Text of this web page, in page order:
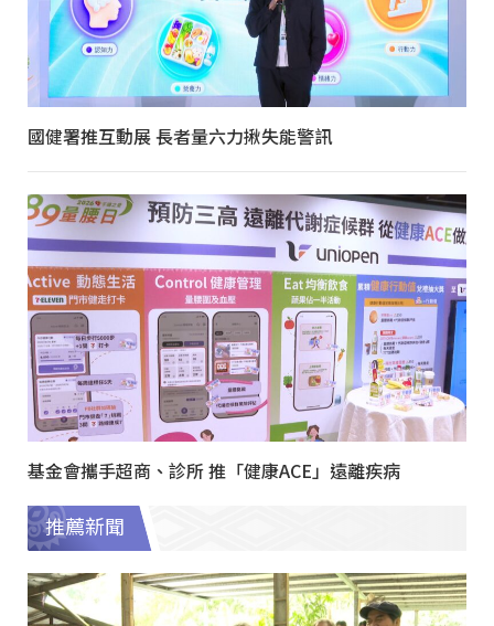
國健署推互動展 長者量六力揪失能警訊
基金會攜手超商、診所 推「健康ACE」遠離疾病
推薦新聞